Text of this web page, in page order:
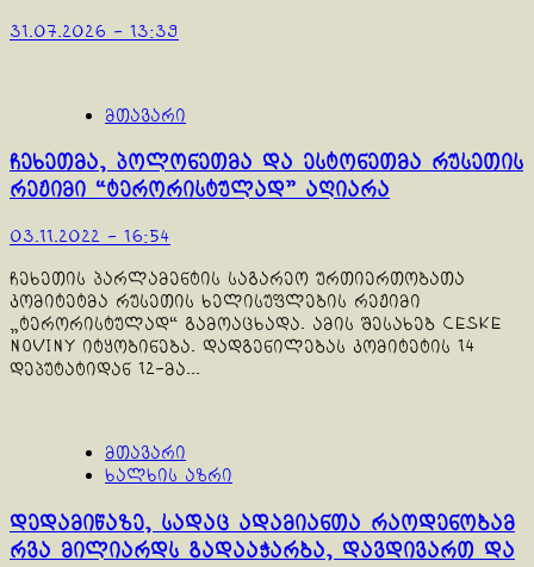
31.07.2026 - 13:39
მთავარი
ჩეხეთმა, პოლონეთმა და ესტონეთმა რუსეთის
რეჟიმი “ტერორისტულად” აღიარა
03.11.2022 - 16:54
ჩეხეთის პარლამენტის საგარეო ურთიერთობათა
კომიტეტმა რუსეთის ხელისუფლების რეჟიმი
„ტერორისტულად“ გამოაცხადა. ამის შესახებ Ceske
noviny იტყობინება. დადგენილებას კომიტეტის 14
დეპუტატიდან 12-მა...
მთავარი
ხალხის აზრი
დედამიწაზე, სადაც ადამიანთა რაოდენობამ
რვა მილიარდს გადააჭარბა, დავდივართ და